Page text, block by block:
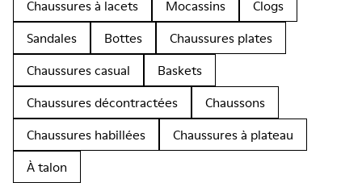
Chaussures à lacets
Mocassins
Clogs
Sandales
Bottes
Chaussures plates
Chaussures casual
Baskets
Chaussures décontractées
Chaussons
Chaussures habillées
Chaussures à plateau
À talon